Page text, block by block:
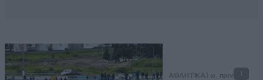
ΑΘΛΗΤΙΚΑ 1 ω. πριν 1